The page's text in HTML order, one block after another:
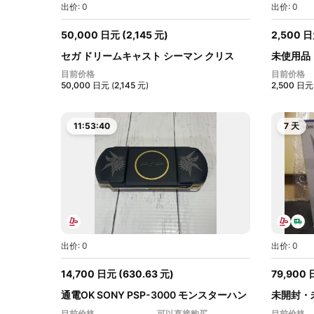
出价: 0
50,000 日元 (2,145 元)
セガ ドリームキャスト シーマン クリス
マ...
目前价格
50,000 日元 (2,145 元)
出价: 0
2,500
未使用
ン...
目前价格
2,500 日元
11:53:38
出价: 0
14,700 日元 (630.63 元)
通電OK SONY PSP-3000 モンスターハン
ター...
7 天
出价: 0
79,900
未開封
CFI-11...